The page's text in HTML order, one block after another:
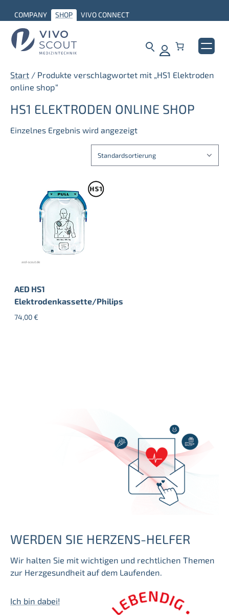
Inhalt
springen
COMPANY SHOP VIVO CONNECT
Start / Produkte verschlagwortet mit „HS1 Elektroden
online shop“
HS1 ELEKTRODEN ONLINE SHOP
Einzelnes Ergebnis wird angezeigt
AED HS1
Elektrodenkassette/Philips
74,00€
WERDEN SIE HERZENS-HELFER
Wir halten Sie mit wichtigen und rechtlichen Themen
zur Herzgesundheit auf dem Laufenden.
Ich bin dabei!